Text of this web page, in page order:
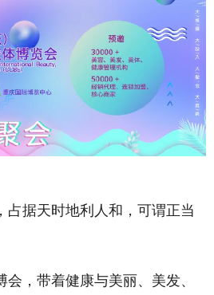
据天时地利人和，可谓正当
，带着健康与美丽、美发、